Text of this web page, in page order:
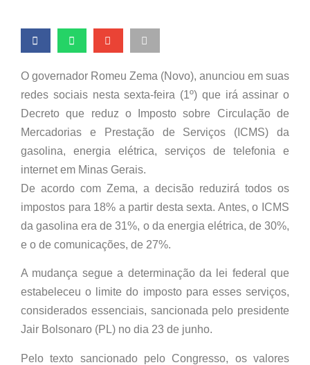
O governador Romeu Zema (Novo), anunciou em suas
redes sociais nesta sexta-feira (1º) que irá assinar o
Decreto que reduz o Imposto sobre Circulação de
Mercadorias e Prestação de Serviços (ICMS) da
gasolina, energia elétrica, serviços de telefonia e
internet em Minas Gerais.
De acordo com Zema, a decisão reduzirá todos os
impostos para 18% a partir desta sexta. Antes, o ICMS
da gasolina era de 31%, o da energia elétrica, de 30%,
e o de comunicações, de 27%.
A mudança segue a determinação da lei federal que
estabeleceu o limite do imposto para esses serviços,
considerados essenciais, sancionada pelo presidente
Jair Bolsonaro (PL) no dia 23 de junho.
Pelo texto sancionado pelo Congresso, os valores